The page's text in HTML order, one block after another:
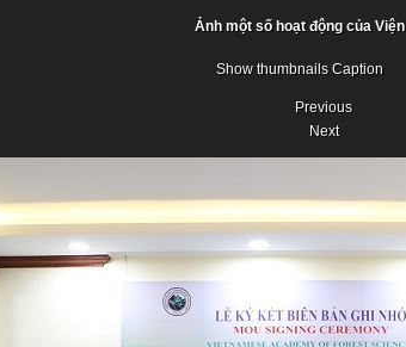
Ảnh một số hoạt động của Viện
Show thumbnails Caption
Previous
Next